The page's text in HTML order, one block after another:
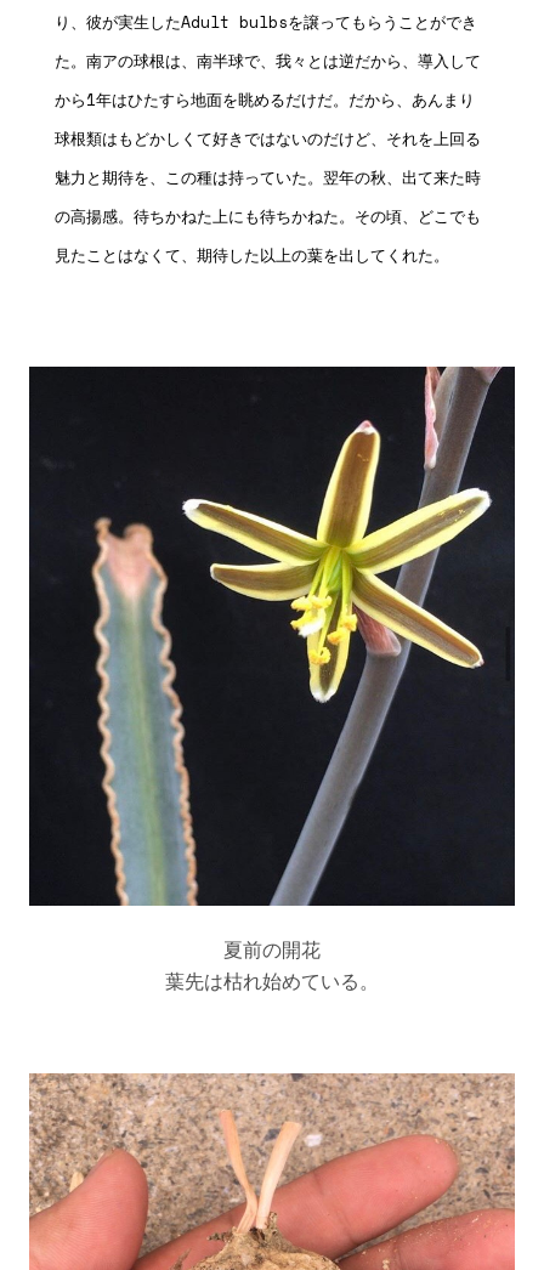
り、彼が実生したAdult bulbsを譲ってもらうことができ
た。南アの球根は、南半球で、我々とは逆だから、導入して
から1年はひたすら地面を眺めるだけだ。だから、あんまり
球根類はもどかしくて好きではないのだけど、それを上回る
魅力と期待を、この種は持っていた。翌年の秋、出て来た時
の高揚感。待ちかねた上にも待ちかねた。その頃、どこでも
見たことはなくて、期待した以上の葉を出してくれた。
夏前の開花
葉先は枯れ始めている。